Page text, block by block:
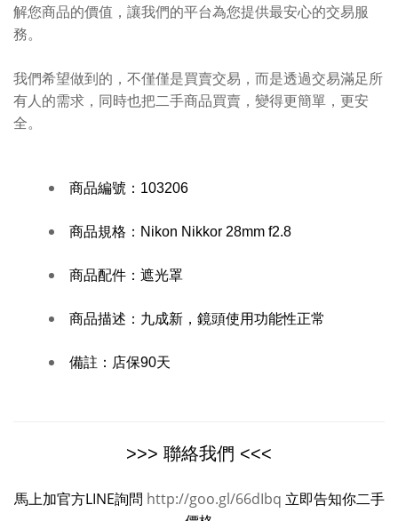
解您商品的價值，讓我們的平台為您提供最安心的交易服
務。
我們希望做到的，不僅僅是買賣交易，而是透過交易滿足所
有人的需求，同時也把二手商品買賣，變得更簡單，更安
全。
商品編號： 103206
商品規格： Nikon Nikkor 28mm f2.8
商品配件：遮光罩
商品描述： 九成新，鏡頭使用功能性正常
備註： 店保90天
>>> 聯絡我們 <<<
馬上加官方LINE詢問 http://goo.gl/66dIbq 立即告知你二手